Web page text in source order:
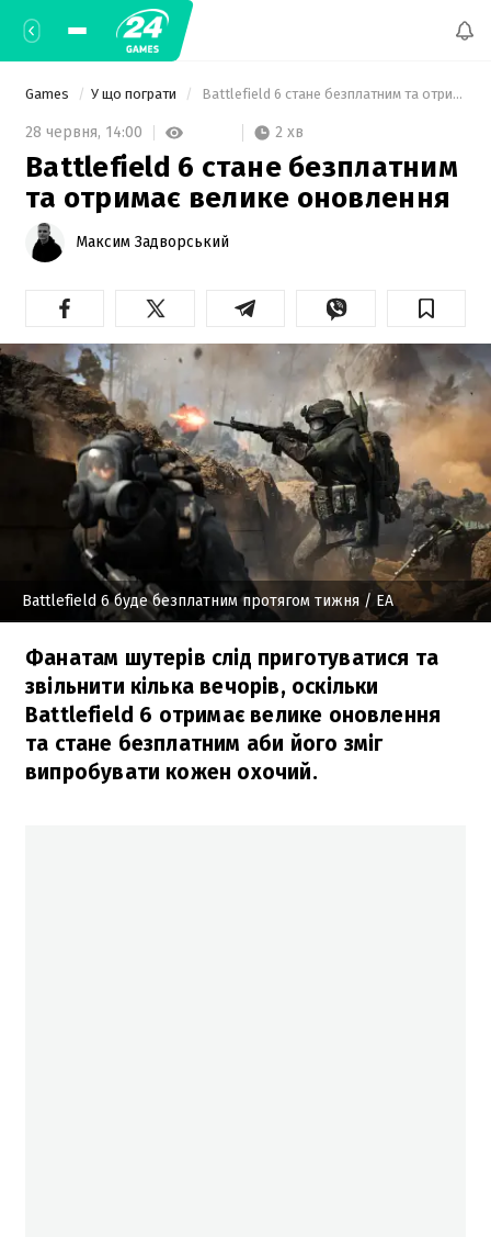
Games У що пограти Battlefield 6 стане безплатним та отримає велике оновлення
28 червня, 14:00 2 хв
Battlefield 6 стане безплатним
та отримає велике оновлення
Максим Задворський
Battlefield 6 буде безплатним протягом тижня / EA
Фанатам шутерів слід приготуватися та
звільнити кілька вечорів, оскільки
Battlefield 6 отримає велике оновлення
та стане безплатним аби його зміг
випробувати кожен охочий.